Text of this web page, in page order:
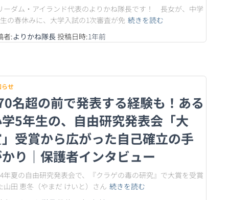
ーダム・アイランド代表のよりかね隊長です！ 長女が、中学
の春休みに、大学入試の1次審査が免 続きを読む
者:よりかね隊長投稿日時:1年前
らせ
名超の前で発表する経験も！ある
5年生の、自由研究発表会「大
受賞から広がった自己確立の手
り｜保護者インタビュー
年夏の自由研究発表会で、『クラゲの毒の研究』で大賞を受賞
山田 恵冬（やまだ けいと）さん 続きを読む